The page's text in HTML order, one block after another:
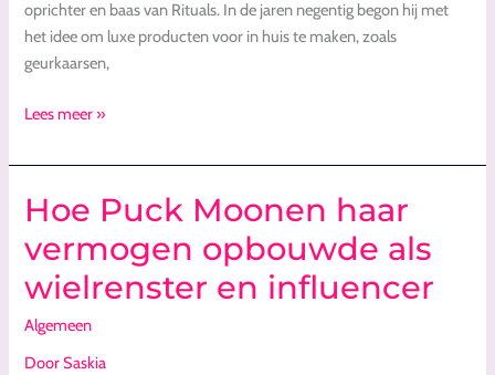
oprichter en baas van Rituals. In de jaren negentig begon hij met
het idee om luxe producten voor in huis te maken, zoals
geurkaarsen,
Lees meer »
Hoe Puck Moonen haar
vermogen opbouwde als
wielrenster en influencer
Algemeen
DoorSaskia
Hoe
Moonen
haar
opbouwde
als